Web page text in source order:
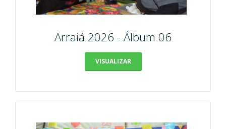
Arraiá 2026 - Álbum 06
VISUALIZAR